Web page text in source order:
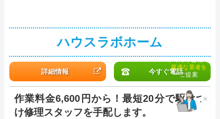
ハウスラボホーム
詳細情報 今すぐ電話
作業料金6,600円から！最短20分で駆けつ
け修理スタッフを手配します。
×
チャット診断で
最適な業者を
ご提案